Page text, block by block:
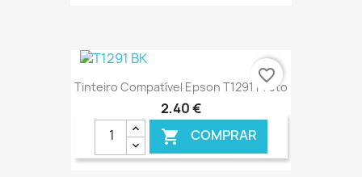
€ ONLINE
Tinteiro Compatível Epson T1291 Preto
2,40 €
 COMPRAR
favorite_border